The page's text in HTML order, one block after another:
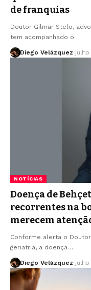
de franquias
Doutor Gilmar Stelo,
tem acompanhado o…
Diego Velázquez julho
NOTÍCIAS
Doença de
recorrentes na
merecem
Conforme alerta o
geriatria, a doença…
Diego Velázquez julho